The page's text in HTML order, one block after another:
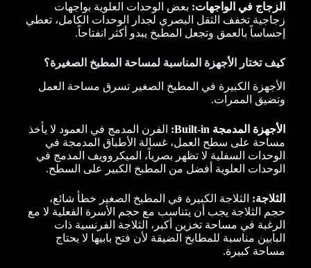
الزجاج في الواجهات: بعض الوحدات العلوية بواجهات
زجاجية تخفف الثقل البصري لجدار الوحدات الكامل، تعطي
إحساساً بالعمق وتجعل المطبخ يبدو أكثر انفتاحاً.
كيف تختار الأجهزة المناسبة لمساحة المطبخ الصغيرة؟
الأجهزة الكبيرة في المطبخ الصغير تسرق مساحة العمل
وتضيق الممرات.
الأجهزة المدمجة Built-in:
الفرن المدمج في العمود لا يأخذ
مساحة على سطح العمل، غسالة الأطباق المدمجة في
الوحدات السفلية لا تظهر بصرياً، الميكروويف المدمج في
الوحدات العلوية أفضل من المطبخ الكبير على السطح.
الثلاجة: الثلاجة الكبيرة في المطبخ الصغير خطأ شائع،
حجم الثلاجة يجب أن يتناسب مع حجم الأسرة الفعلية لا مع
الرغبة في مساحة تخزين أكبر، الثلاجة الفرنسية ذات
البابين مناسبة للمطابخ الضيقة لأن فتح بابيها لا يحتاج
مساحة كبيرة.